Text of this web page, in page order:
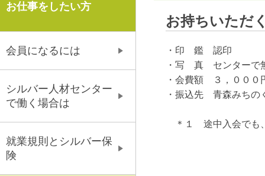
お持ちいただ
・印 鑑 認印
・写 真 センターで
・会費額 ３，０００
・振込先 青森みちの
＊１ 途中入会でも
お仕事をしたい方
会員になるには
シルバー人材センター
で働く場合は
就業規則とシルバー保
険